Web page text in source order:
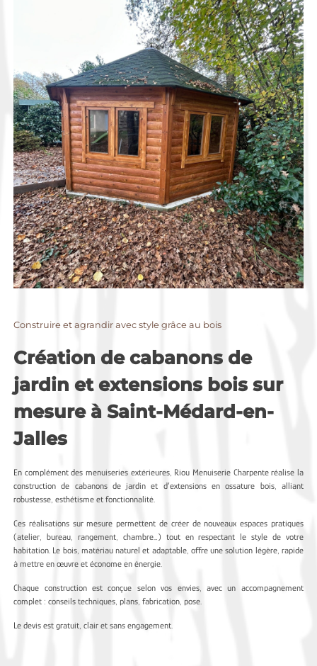
Construire et agrandir avec style grâce au bois
Création de cabanons de
jardin et extensions bois sur
mesure à Saint-Médard-en-
Jalles
En complément des menuiseries extérieures, Riou Menuiserie Charpente réalise la
construction de cabanons de jardin et d’extensions en ossature bois, alliant
robustesse, esthétisme et fonctionnalité.
Ces réalisations sur mesure permettent de créer de nouveaux espaces pratiques
(atelier, bureau, rangement, chambre…) tout en respectant le style de votre
habitation. Le bois, matériau naturel et adaptable, offre une solution légère, rapide
à mettre en œuvre et économe en énergie.
Chaque construction est conçue selon vos envies, avec un accompagnement
complet : conseils techniques, plans, fabrication, pose.
Le devis est gratuit, clair et sans engagement.